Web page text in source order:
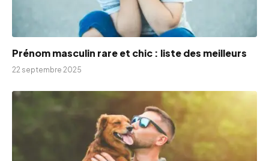
Prénom masculin rare et chic​ : liste des meilleurs
22 septembre 2025